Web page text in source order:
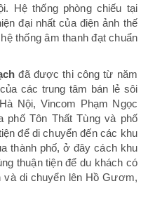
Hệ thống phòng chiếu tại
đại nhất của điện ảnh thế
thống âm thanh đạt chuẩn
đã được thi công từ năm
các trung tâm bán lẻ sôi
Nội, Vincom Phạm Ngọc
Tôn Thất Tùng và phố
để di chuyển đến các khu
thành phố, ở đây cách khu
thuận tiện để du khách có
di chuyển lên Hồ Gươm,